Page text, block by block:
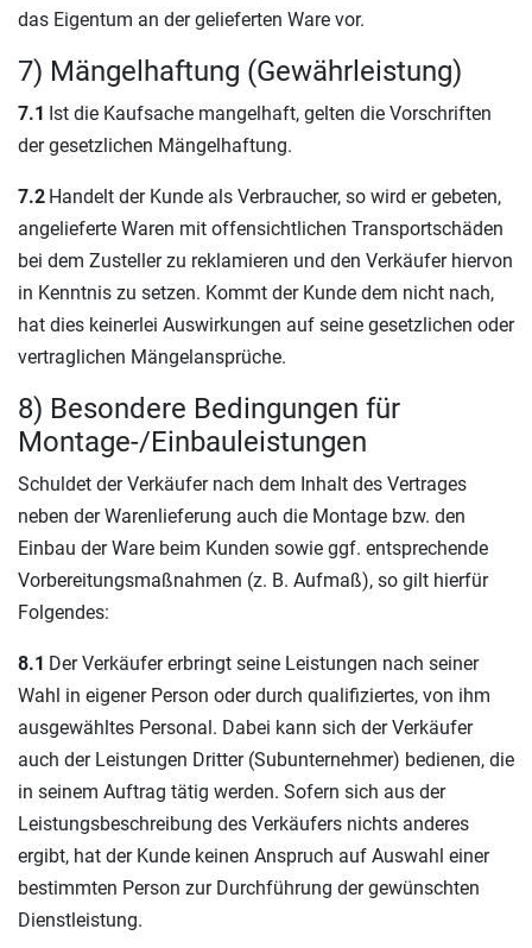
das Eigentum an der gelieferten Ware vor.
7) Mängelhaftung (Gewährleistung)
7.1 Ist die Kaufsache mangelhaft, gelten die Vorschriften
der gesetzlichen Mängelhaftung.
7.2 Handelt der Kunde als Verbraucher, so wird er gebeten,
angelieferte Waren mit offensichtlichen Transportschäden
bei dem Zusteller zu reklamieren und den Verkäufer hiervon
in Kenntnis zu setzen. Kommt der Kunde dem nicht nach,
hat dies keinerlei Auswirkungen auf seine gesetzlichen oder
vertraglichen Mängelansprüche.
8) Besondere Bedingungen für
Montage-/Einbauleistungen
Schuldet der Verkäufer nach dem Inhalt des Vertrages
neben der Warenlieferung auch die Montage bzw. den
Einbau der Ware beim Kunden sowie ggf. entsprechende
Vorbereitungsmaßnahmen (z. B. Aufmaß), so gilt hierfür
Folgendes:
8.1 Der Verkäufer erbringt seine Leistungen nach seiner
Wahl in eigener Person oder durch qualifiziertes, von ihm
ausgewähltes Personal. Dabei kann sich der Verkäufer
auch der Leistungen Dritter (Subunternehmer) bedienen, die
in seinem Auftrag tätig werden. Sofern sich aus der
Leistungsbeschreibung des Verkäufers nichts anderes
ergibt, hat der Kunde keinen Anspruch auf Auswahl einer
bestimmten Person zur Durchführung der gewünschten
Dienstleistung.